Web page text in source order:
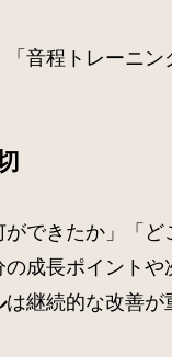
音程トレーニン
できたか」「ど
成長ポイントや
は継続的な改善が